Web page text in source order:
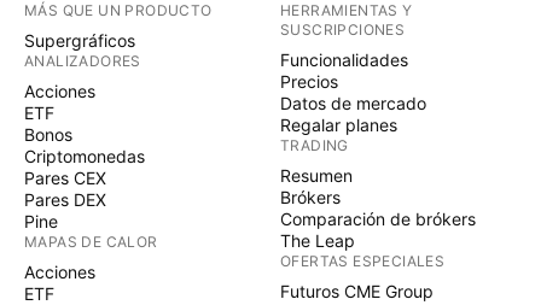
MÁS QUE UN PRODUCTO
Supergráficos
ANALIZADORES
Acciones
ETF
Bonos
Criptomonedas
Pares CEX
Pares DEX
Pine
MAPAS DE CALOR
Acciones
ETF
HERRAMIENTAS Y
SUSCRIPCIONES
Funcionalidades
Precios
Datos de mercado
Regalar planes
TRADING
Resumen
Brókers
Comparación de brókers
The Leap
OFERTAS ESPECIALES
Futuros CME Group